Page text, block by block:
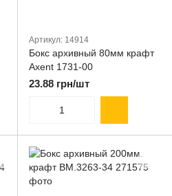
Артикул: 14914
Бокс архивный 80мм крафт
Axent 1731-00
23.88 грн/шт